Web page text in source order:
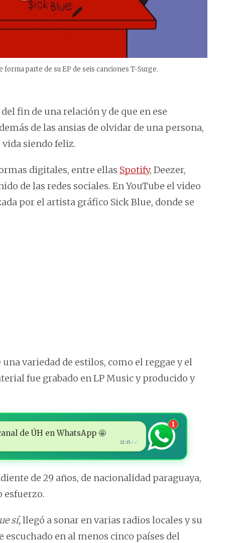
parte de su EP de seis canciones T-Surge.
fin de una relación y de que en ese
de las ansias de olvidar de una persona,
siendo feliz.
digitales, entre ellas Spotify, Deezer,
de las redes sociales. En YouTube el video
por el artista gráfico Sick Blue, donde se
variedad de estilos, como el reggae y el
fue grabado en LP Music y producido y
de ÚH en WhatsApp 🤩
12:15 ✓✓
1
de 29 años, de nacionalidad paraguaya,
esfuerzo.
sí,llegó a sonar en varias radios locales y su
escuchado en al menos cinco países del